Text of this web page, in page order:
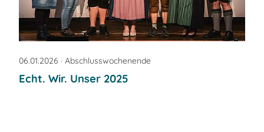
06.01.2026 · Abschlusswochenende
Echt. Wir. Unser 2025